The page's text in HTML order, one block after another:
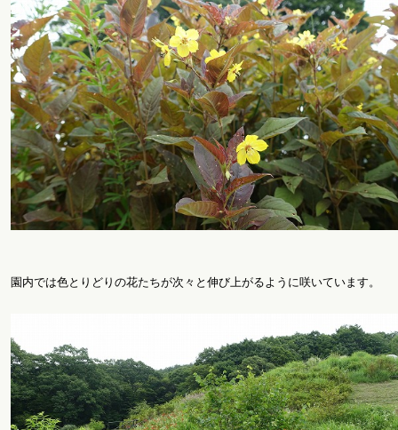
園内では色とりどりの花たちが次々と伸び上がるように咲いています。